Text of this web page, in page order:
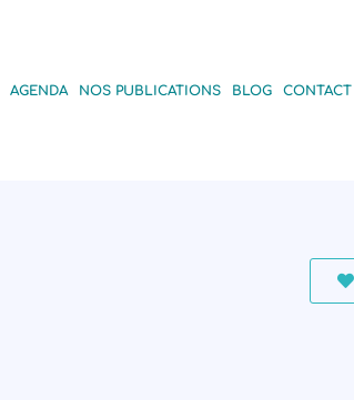
AGENDA NOS PUBLICATIONS BLOG CONTACT